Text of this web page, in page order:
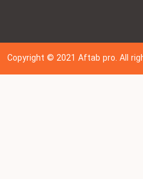
Copyright © 202 1Aftab pro. All